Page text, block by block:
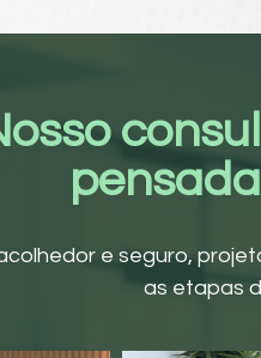
e seguro,
as etapas